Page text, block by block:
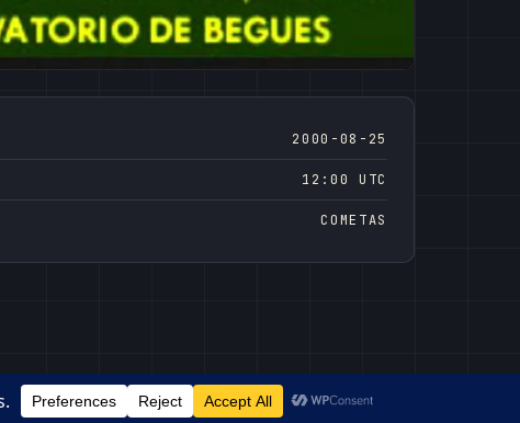
2000-08-25
12:00 UTC
COMETAS